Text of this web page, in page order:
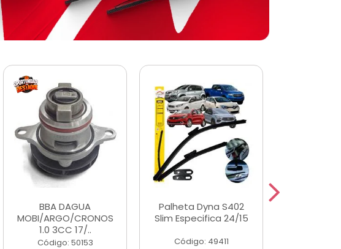
BBA DAGUA
MOBI/ARGO/CRONOS
1.0 3CC 17/..
Código: 50153
Palheta Dyna S402
Slim Especifica 24/15
Código: 49411